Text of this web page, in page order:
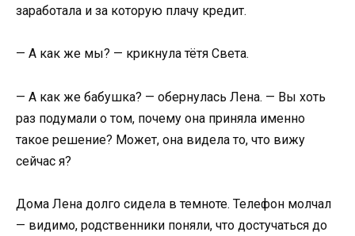
заработала и за которую плачу кредит.
— А как же мы? — крикнула тётя Света.
— А как же бабушка? — обернулась Лена. — Вы хоть
раз подумали о том, почему она приняла именно
такое решение? Может, она видела то, что вижу
сейчас я?
Дома Лена долго сидела в темноте. Телефон молчал
— видимо, родственники поняли, что достучаться до